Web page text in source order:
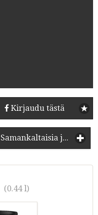
Kirjaudu tästä
Samankaltaisia juomia
(0.44 l)